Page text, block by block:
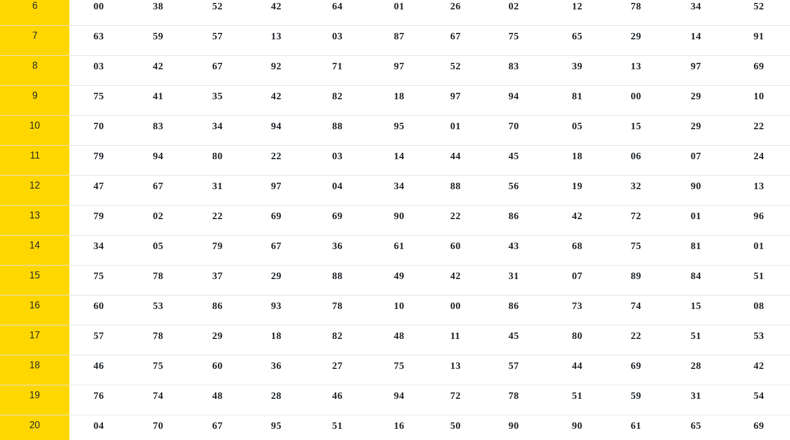
6 00 38 52 42 64 01 26 02 12 78 34 52
7 63 59 57 13 03 87 67 75 65 29 14 91
8 03 42 67 92 71 97 52 83 39 13 97 69
9 75 41 35 42 82 18 97 94 81 00 29 10
10 70 83 34 94 88 95 01 70 05 15 29 22
11 79 94 80 22 03 14 44 45 18 06 07 24
12 47 67 31 97 04 34 88 56 19 32 90 13
13 79 02 22 69 69 90 22 86 42 72 01 96
14 34 05 79 67 36 61 60 43 68 75 81 01
15 75 78 37 29 88 49 42 31 07 89 84 51
16 60 53 86 93 78 10 00 86 73 74 15 08
17 57 78 29 18 82 48 11 45 80 22 51 53
18 46 75 60 36 27 75 13 57 44 69 28 42
19 76 74 48 28 46 94 72 78 51 59 31 54
20 04 70 67 95 51 16 50 90 90 61 65 69